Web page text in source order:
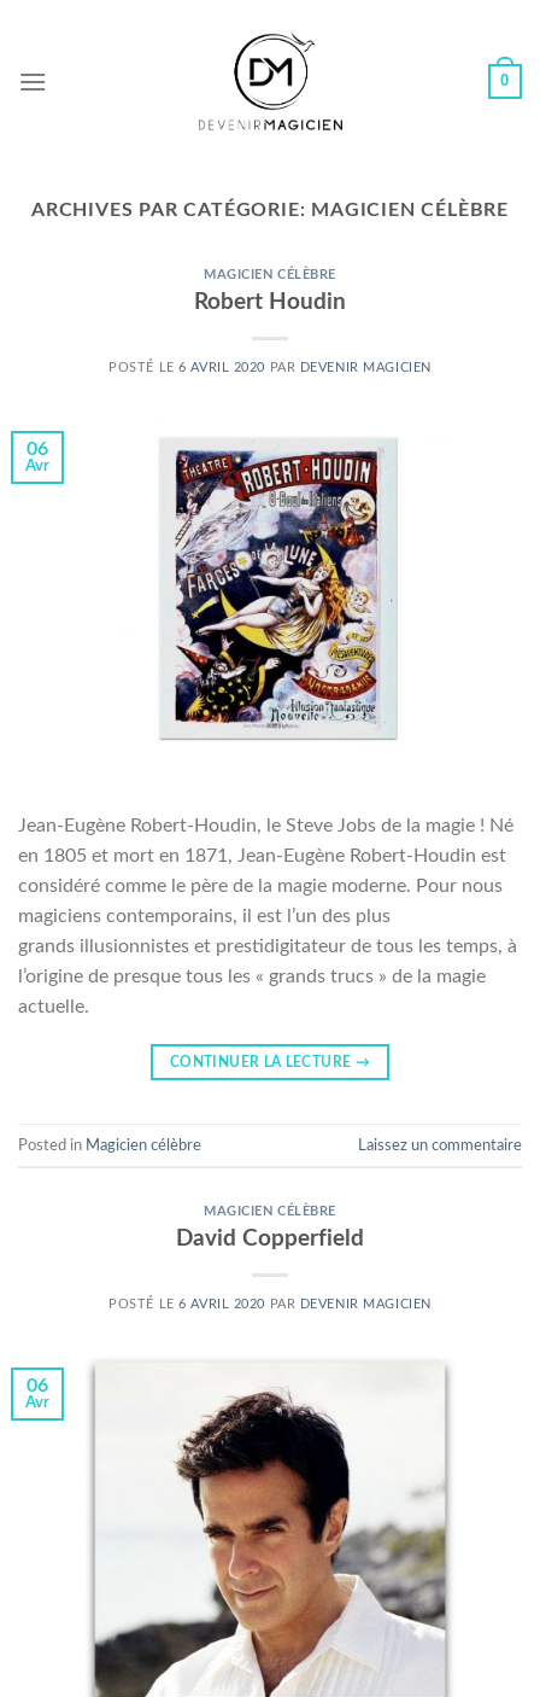
content
0
ARCHIVES PAR CATÉGORIE: MAGICIEN CÉLÈBRE
MAGICIEN CÉLÈBRE
Robert Houdin
POSTÉ LE6 AVRIL 2020 PAR DEVENIR MAGICIEN
06
Avr
Jean-Eugène Robert-Houdin, le Steve Jobs de la magie ! Né
en 1805 et mort en 1871, Jean-Eugène Robert-Houdin est
considéré comme le père de la magie moderne. Pour nous
magiciens contemporains, il est l’un des plus
grands illusionnistes et prestidigitateur de tous les temps, à
l’origine de presque tous les « grands trucs » de la magie
actuelle.
CONTINUER LA LECTURE →
Posted in Magicien célèbre Laissez un commentaire
MAGICIEN CÉLÈBRE
David Copperfield
POSTÉ LE6 AVRIL 2020 PAR DEVENIR MAGICIEN
06
Avr